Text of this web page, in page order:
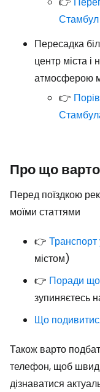
Стамбул
Пересадка
центр міста і
атмосферою
👉
Про що варто
Перед поїздкою
моїми статтями
👉 Транспорт
містом)
👉 Поради
зупиняєтесь
Що
Також варто
телефон, щоб
дізнаватися